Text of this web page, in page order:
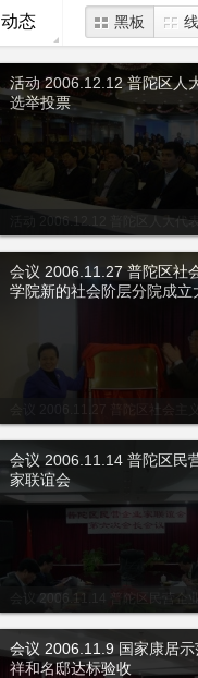
动态 黑板
活动 2006.12.12 普陀区人大代
活动 2006.12.12 普陀区人
选举投票
会议 2006.11.27 普陀区社
学院新的社会阶层分院成立
会议 2006.11.14 普陀区民营企
会议 2006.11.14 普陀区民
家联谊会
会议 2006.11.9 国家康居示
祥和名邸达标验收